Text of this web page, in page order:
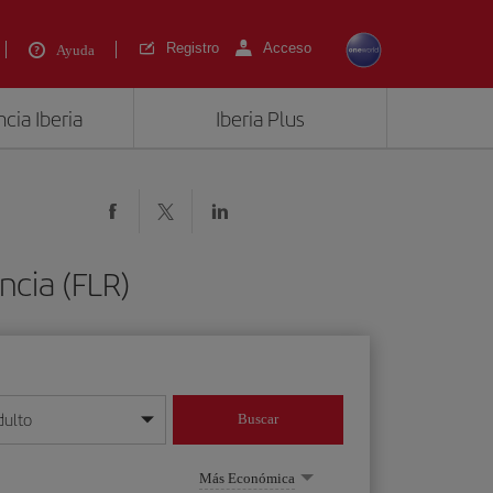
Ayuda Registro Acceso
Iberia Iberia Plus
(FLR)
mes/año
Buscar
Más Económica